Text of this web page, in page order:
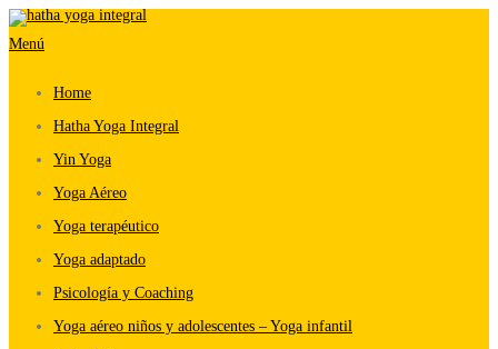
Saltar
al
Menú
Home
Hatha Yoga Integral
Yin Yoga
Yoga Aéreo
Yoga terapéutico
Yoga adaptado
Psicología y Coaching
Yoga aéreo niños y adolescentes – Yoga infantil